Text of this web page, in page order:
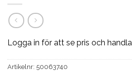
Logga in för att se pris och handla
Artikelnr: 50063740